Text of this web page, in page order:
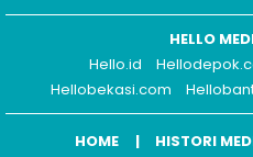
HELLO
Hello.id
Hellobekasi.com
HOME HISTORI